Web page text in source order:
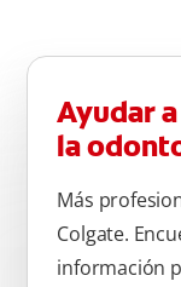
Ayudar
la
Más
Colgate.
información